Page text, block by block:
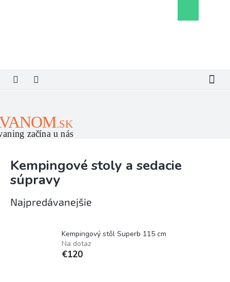
košík
Kempingové stoly a sedacie
súpravy
Najpredávanejšie
Kempingový stôl Superb 115 cm
Na dotaz
€120